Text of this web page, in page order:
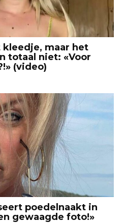
kleedje, maar het
totaal niet: «Voor
(video)
poedelnaakt in
gewaagde foto!»